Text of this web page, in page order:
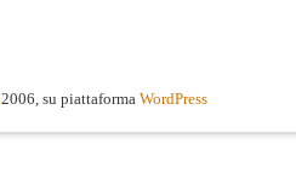
2006, su piattaforma WordPress